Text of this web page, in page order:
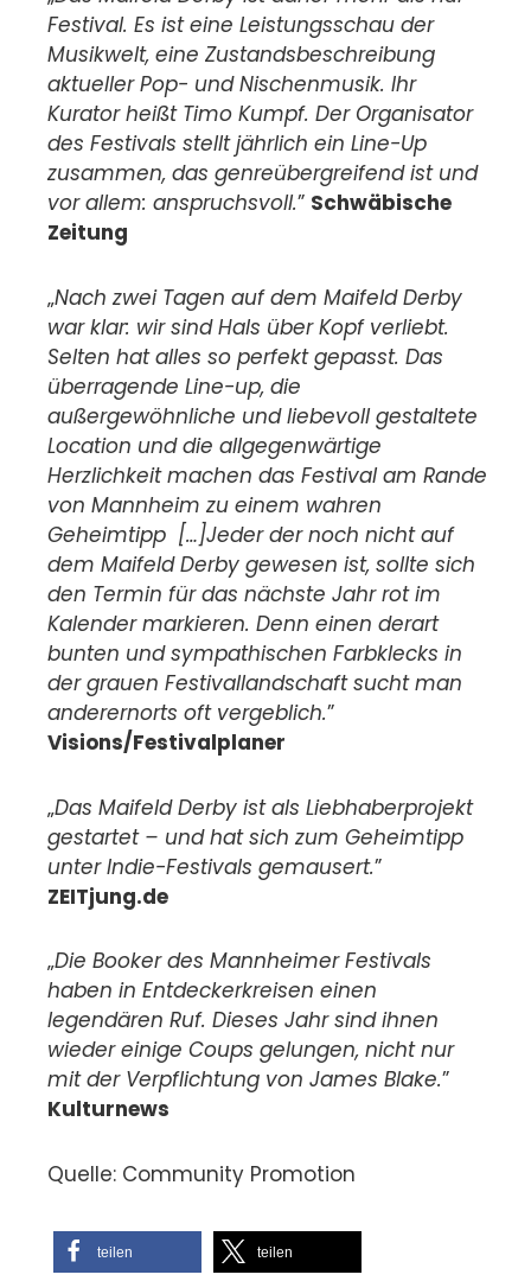
Festival. Es ist eine Leistungsschau der
Musikwelt, eine Zustandsbeschreibung
aktueller Pop- und Nischenmusik. Ihr
Kurator heißt Timo Kumpf. Der Organisator
des Festivals stellt jährlich ein Line-Up
zusammen, das genreübergreifend ist und
vor allem: anspruchsvoll.” Schwäbische
Zeitung
„Nach zwei Tagen auf dem Maifeld Derby
war klar: wir sind Hals über Kopf verliebt.
Selten hat alles so perfekt gepasst. Das
überragende Line-up, die
außergewöhnliche und liebevoll gestaltete
Location und die allgegenwärtige
Herzlichkeit machen das Festival am Rande
von Mannheim zu einem wahren
Geheimtipp […]Jeder der noch nicht auf
dem Maifeld Derby gewesen ist, sollte sich
den Termin für das nächste Jahr rot im
Kalender markieren. Denn einen derart
bunten und sympathischen Farbklecks in
der grauen Festivallandschaft sucht man
anderernorts oft vergeblich.”
Visions/Festivalplaner
„Das Maifeld Derby ist als Liebhaberprojekt
gestartet – und hat sich zum Geheimtipp
unter Indie-Festivals gemausert.”
ZEITjung.de
„Die Booker des Mannheimer Festivals
haben in Entdeckerkreisen einen
legendären Ruf. Dieses Jahr sind ihnen
wieder einige Coups gelungen, nicht nur
mit der Verpflichtung von James Blake.”
Kulturnews
Quelle: Community Promotion
teilen teilen